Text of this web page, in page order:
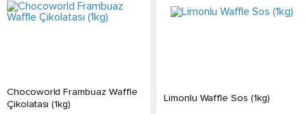
Chocoworld Frambuaz Waffle
Çikolatası (1kg)
Limonlu Waffle Sos (1kg)